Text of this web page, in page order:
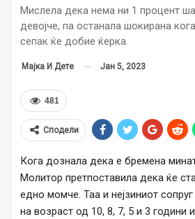
Мислела дека нема ни 1 процент
девојче, па останала шокирана
сепак ќе добие ќерка.
Мајка И Дете Јан 5, 2023
481
Сподели
Кога дознала дека е бремена
Молитор претпоставила дека ќе
едно момче. Таа и нејзиниот
на возраст од 10, 8, 7, 5 и 3 години